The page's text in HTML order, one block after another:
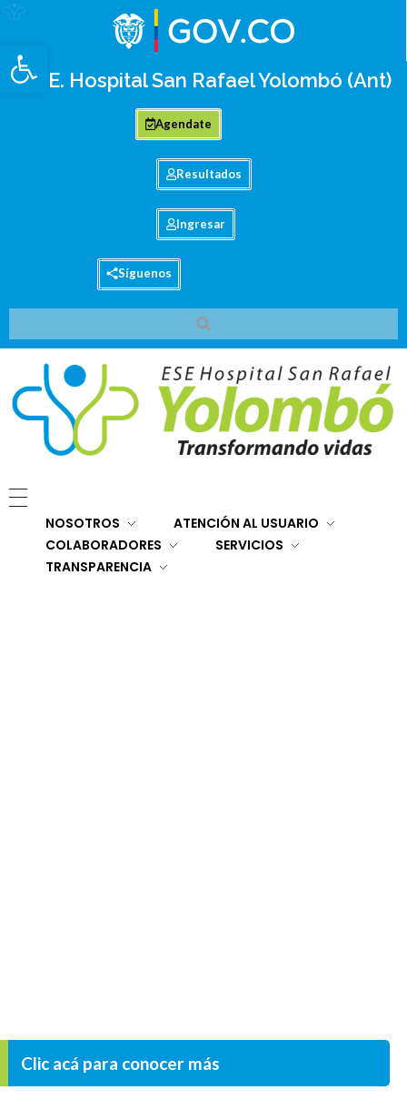
Abrir barra de herramientas
E.S.E. Hospital San Rafael Yolombó (Ant)
Agendate
Resultados
Ingresar
Síguenos
NOSOTROS
ATENCIÓN AL USUARIO
COLABORADORES
SERVICIOS
TRANSPARENCIA
Clic acá para conocer más